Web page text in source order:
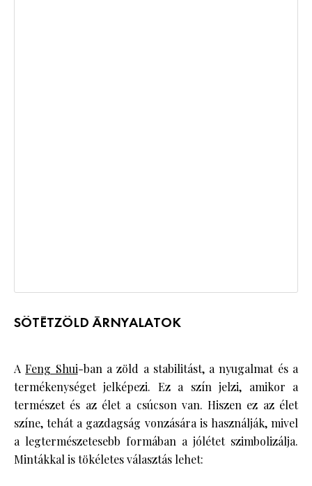
SÖTÉTZÖLD ÁRNYALATOK
AFeng Shui-ban a zöld a stabilitást, a nyugalmat és a
termékenységet jelképezi. Ez a szín jelzi, amikor a
természet és az élet a csúcson van. Hiszen ez az élet
színe, tehát a gazdagság vonzására is használják, mivel
a legtermészetesebb formában a jólétet szimbolizálja.
Mintákkal is tökéletes választás lehet: